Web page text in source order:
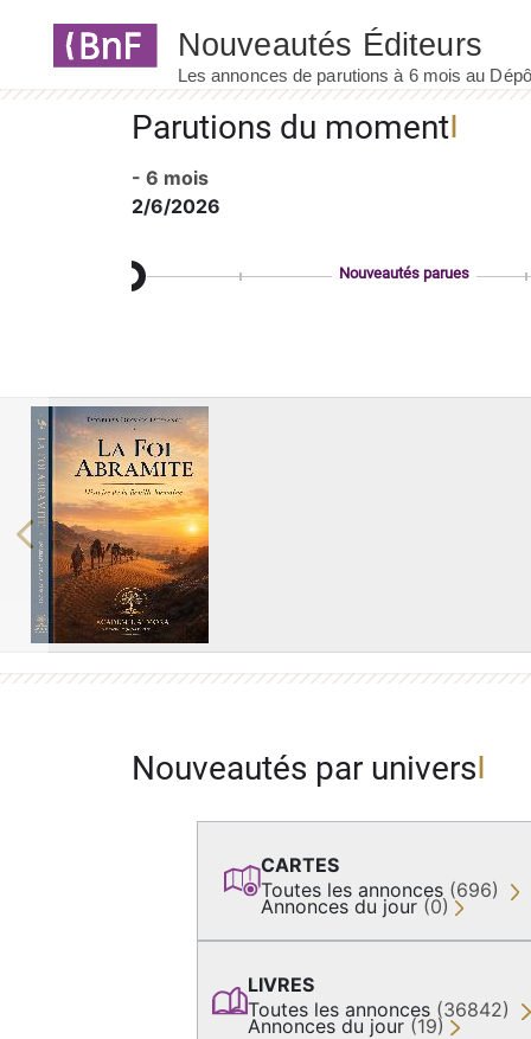
Parutions du moment
- 6 mois
2/6/2026
Nouveautés parues
Previous
Nouveautés par univers
CARTES
Toutes les annonces (696)
Annonces du jour (0)
LIVRES
Toutes les annonces (36842)
Annonces du jour (19)